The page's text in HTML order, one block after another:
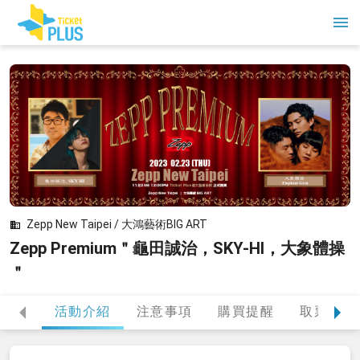
Zepp New Taipei / 大鴻藝術BIG ART
Zepp Premium＂龜田誠治，SKY-HI，大象體操
＂
活動介紹 注意事項 購買提醒 取票方式